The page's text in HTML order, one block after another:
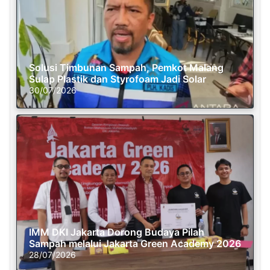
Solusi Timbunan Sampah, Pemkot Malang
Sulap Plastik dan Styrofoam Jadi Solar
30/07/2026
IMM DKI Jakarta Dorong Budaya Pilah
Sampah melalui Jakarta Green Academy 2026
28/07/2026